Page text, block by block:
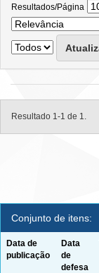
Resultados/Página
Resultado 1-1 de 1.
Conjunto de itens:
Data de
publicação
Data
de
defesa